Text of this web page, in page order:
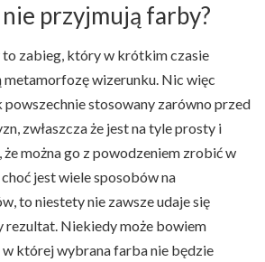
nie przyjmują farby?
to zabieg, który w krótkim czasie
metamorfozę wizerunku. Nic więc
powszechnie stosowany zarówno przed
zwłaszcza że jest na tyle prosty i
można go z powodzeniem zrobić w
jest wiele sposobów na
to niestety nie zawsze udaje się
rezultat. Niekiedy może bowiem
w której wybrana farba nie będzie